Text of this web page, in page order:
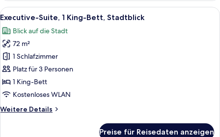
1 King-
Bett
Alle
Fotos
für
Executive-
Suite,
1 King-
Bett,
Stadtblick
Ein Hotelzimmer mit Esstisch, zwei
7
Executive-Suite, 1 King-Bett, Stadtblick
Blick auf die Stadt
72 m²
1 Schlafzimmer
Platz für 3 Personen
1 King-Bett
Kostenloses WLAN
Weitere Details
Weitere
Preise für Reisedaten anzeigen